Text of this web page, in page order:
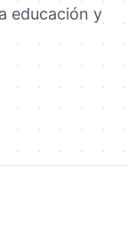
educación y